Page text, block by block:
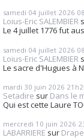
samedi 04 juillet 2026
Loius-Eric SALEMBIER
Le 4 juillet 1776 fut
samedi 04 juillet 2026
Loius-Eric SALEMBIER
Le sacre d'Hugues à
mardi 30 juin 2026
Setadire sur Dans le
Qui est cette Laure
mercredi 10 juin 2026
LABARRIERE sur